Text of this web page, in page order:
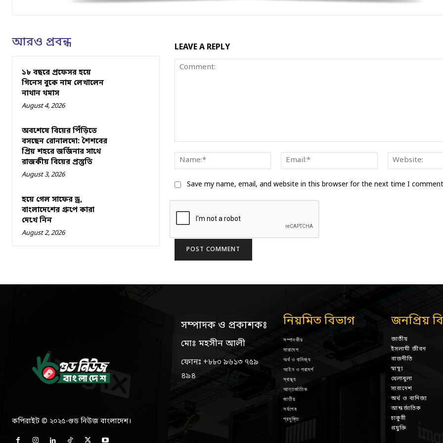
আরও প্রবন্ধ
১৮ বছরে প্রফেসর হয়ে
গিনেস বুকে নাম লেখালেন
নাথান থমাস
August 4, 2026
অবশেষে বিয়ের পিঁড়িতে
বসছেন রোনালদো: শৈশবের
প্রিয় শহরে জর্জিনার সাথে
রাজকীয় বিয়ের প্রস্তুতি
August 3, 2026
হয়ে গেল সাফের ড্র,
বাংলাদেশের গ্রুপে কারা
দেখে নিন
August 2, 2026
LEAVE A REPLY
Name:*
Email:*
Save my name, email, and website in this browser for the next time I
কপিরাইট © ২০২৫-গুড নিউজ বাংলাদেশ।
সম্পাদক ও প্রকাশকঃ
মোঃ মহসীন আলী
ফোনঃ +৮৮০ ৯৬১৩ ৭৫৯
৪৯৪
নিয়মিত বিভাগ
সম্পাদকীয়
সারাদেশ
অর্থ ও বানিজ্য
আইন ও পরামর্শ
স্বাস্থ্য
আন্তর্জাতিক
জাতীয়
সর্বশেষ
প্রযুক্তি
জনপ্রিয়
জাতীয়
ইসলামী জীবন
রাজনীতি
স্বাস্থ্য
খেলাধুলা
সারাদেশ
অর্থ ও বানিজ্য
আন্তর্জাতিক
চাকুরী
প্রযুক্তি